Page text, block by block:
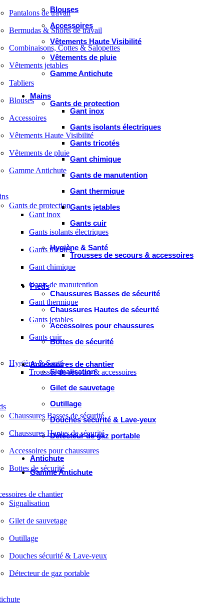
Blouses
Accessoires
Vêtements Haute Visibilité
Vêtements de pluie
Gamme Antichute
Mains
Gants de protection
Gant inox
Gants isolants électriques
Gants tricotés
Gant chimique
Gants de manutention
Gant thermique
Gants jetables
Gants cuir
Hygiène & Santé
Trousses de secours & accessoires
Pieds
Chaussures Basses de sécurité
Chaussures Hautes de sécurité
Accessoires pour chaussures
Bottes de sécurité
Accessoires de chantier
Signalisation
Gilet de sauvetage
Outillage
Douches sécurité & Lave-yeux
Détecteur de gaz portable
Antichute
Gamme Antichute
Pantalons de travail
Bermudas & Shorts de travail
Combinaisons, Cottes & Salopettes
Vêtements jetables
Tabliers
Blouses
Accessoires
Vêtements Haute Visibilité
Vêtements de pluie
Gamme Antichute
Gants de protection
Gant inox
Gants isolants électriques
Gants tricotés
Gant chimique
Gants de manutention
Gant thermique
Gants jetables
Gants cuir
Hygiène & Santé
Trousses de secours & accessoires
Chaussures Basses de sécurité
Chaussures Hautes de sécurité
Accessoires pour chaussures
Bottes de sécurité
de chantier
Signalisation
Gilet de sauvetage
Outillage
Douches sécurité & Lave-yeux
Détecteur de gaz portable